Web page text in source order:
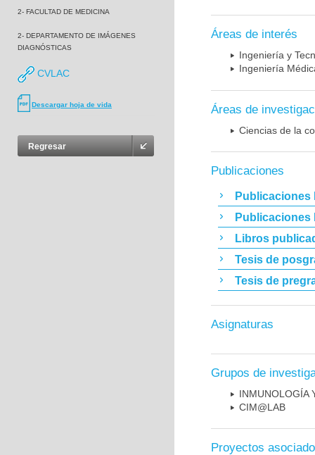
2- FACULTAD DE MEDICINA
2- DEPARTAMENTO DE IMÁGENES
DIAGNÓSTICAS
CVLAC
Descargar hoja de vida
Regresar
Áreas de interés
Ingeniería y
Ingeniería
Áreas de
Ciencias de la
Publicaciones
Publicaciones
Publicaciones
Libros
Tesis de
Tesis de
Asignaturas
Grupos de
INMUNOLOGÍA
CIM@LAB
Proyectos